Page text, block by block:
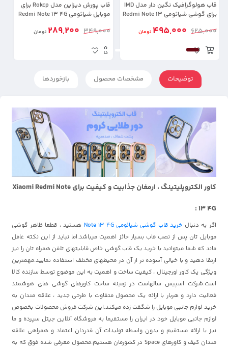
قاب هولوگرافیک نگین دار مدل IMD
برای گوشی شیائومی Redmi Note 13
625,000
495,000 تومان
قاب پورش دیزاین مدل Rokcp برای
موبایل شیائومی Redmi Note 13 4G
349,000
289,200 تومان
توضیحات مشخصات محصول بازخوردها
کاور الکتروپلیتینگ ، ارمغان جذابیت و کیفیت برای Xiaomi Redmi Note
13 4G :
اگر به دنبال خرید قاب گوشی شیائومی Note 13 4G
هستید ، قطعا ظاهر گوشی
موبایل تان پس از نصب قاب بسیار حائز اهمیت میباشد.اما نباید از این نکته غافل
ماند که شما میتوانید با خرید یک قاب گوشی خاص قابلیتهای تلفن همراه تان را نیز
ارتقا دهید و با خیالی آسوده تر از آن در محیطهای مختلف استفاده نمایید.مهمترین
ویژگی یک کاور اورجینال ، کیفیت ساخت و اهمیت به این موضوع توسط سازنده کالا
است.شرکت اسپیس سالهاست در زمینه ساخت کاورهای گوشی های هوشمند
فعالیت دارد و هربار با ارائه یک محصول متفاوت با طرحی جدید ، علاقه مندان به
خرید لوازم جانبی موبایل را شگفت زده میکند.این شرکت فروش محصولات بخصوص
لوازم جانبی موبایل خود در ایران را مستقیما به فروشگاه آنلاین جیتل سپرده و ما
نیز با ارائه مستقیم و بدون واسطه تولیدات آن قدردان اعتماد و همراهی علاقه
مندان کیف و کاورهای Space در کشورمان هستیم.محصول معرفی شده فوق که به